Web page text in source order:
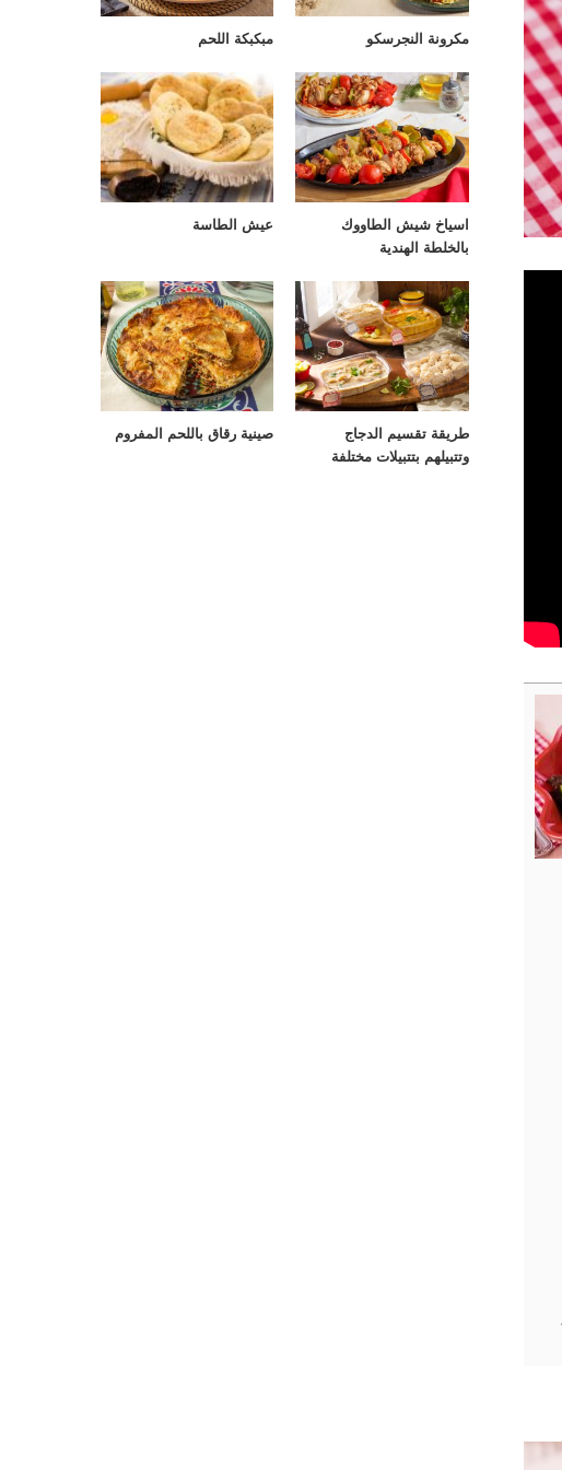
مكرونة النجرسكو مبكبكة اللحم
اسياخ شيش الطاووك
بالخلطة الهندية
عيش الطاسة
طريقة تقسيم الدجاج
وتتبيلهم بتتبيلات مختلفة
صينية رقاق باللحم المفروم